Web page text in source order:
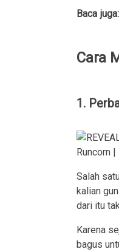
Baca
Cara
1.
Salah
kalian
dari itu
Karena
bagus